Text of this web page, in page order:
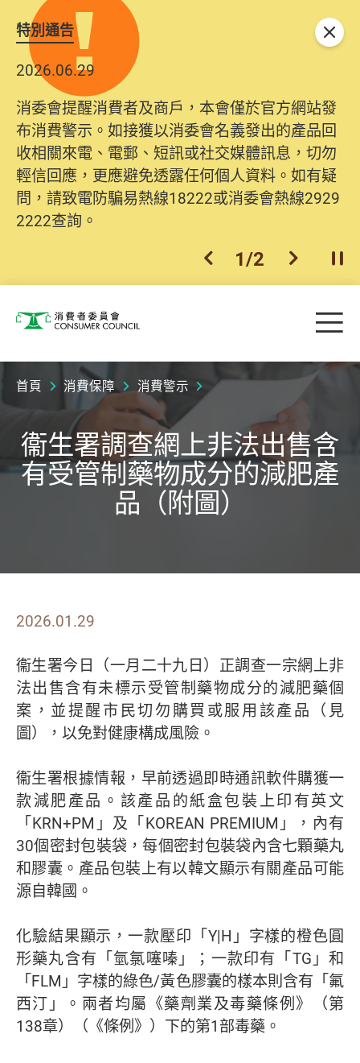
特別通告
2026.06.29
消委會提醒消費者及商戶，本會僅於官方網站發
布消費警示。如接獲以消委會名義發出的產品回
收相關來電、電郵、短訊或社交媒體訊息，切勿
輕信回應，更應避免透露任何個人資料。如有疑
問，請致電防騙易熱線18222或消委會熱線2929
2222查詢。
上一個
1/2 下一個開
關閉
消費者委員會 目
首頁 消費保障 消費警示
衞生署調查網上非法出售含
有受管制藥物成分的減肥產
品（附圖）
2026.01.29
衞生署今日（一月二十九日）正調查一宗網上非
法出售含有未標示受管制藥物成分的減肥藥個
案，並提醒市民切勿購買或服用該產品（見
圖），以免對健康構成風險。
衞生署根據情報，早前透過即時通訊軟件購獲一
款減肥產品。該產品的紙盒包裝上印有英文
「KRN+PM」及「KOREAN PREMIUM」，內有
30個密封包裝袋，每個密封包裝袋內含七顆藥丸
和膠囊。產品包裝上有以韓文顯示有關產品可能
源自韓國。
化驗結果顯示，一款壓印「Y|H」字樣的橙色圓
形藥丸含有「氫氯噻嗪」；一款印有「TG」和
「FLM」字樣的綠色/黃色膠囊的樣本則含有「氟
西汀」。兩者均屬《藥劑業及毒藥條例》（第
138章）（《條例》）下的第1部毒藥。